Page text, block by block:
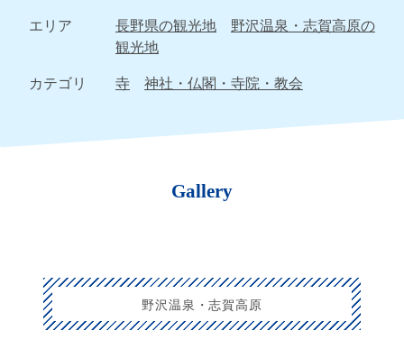
エリア
長野県の観光地
野沢温泉・志賀高原の
観光地
カテゴリ
寺 神社・仏閣・寺院・教会
Gallery
野沢温泉・志賀高原